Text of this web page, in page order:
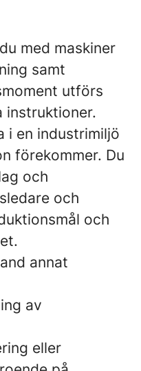
med maskiner
samt
utförs
instruktioner.
i en industrimiljö
förekommer. Du
och
och
och
annat
av
eller